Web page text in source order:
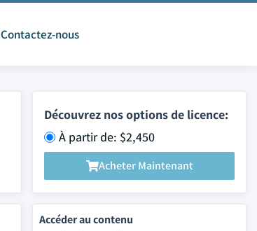
Contactez-nous
Découvrez nos options de licence:
À partir de: $2,450
Acheter Maintenant
Accéder au contenu